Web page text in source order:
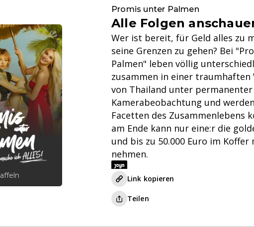
Promis unter Palmen
Alle Folgen
Wer ist bereit, für Geld alles zu
seine Grenzen zu gehen? Bei
Palmen" leben völlig
zusammen in einer traumhaften
von Thailand unter permanenter
Kamerabeobachtung und
Facetten des Zusammenlebens
am Ende kann nur eine:r die
und bis zu 50.000 Euro im Koffer
nehmen.
Link kopieren
Teilen